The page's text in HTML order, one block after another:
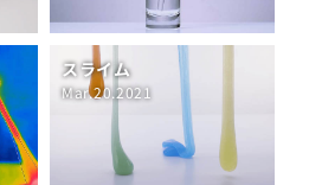
スライム
Mar.20.2021